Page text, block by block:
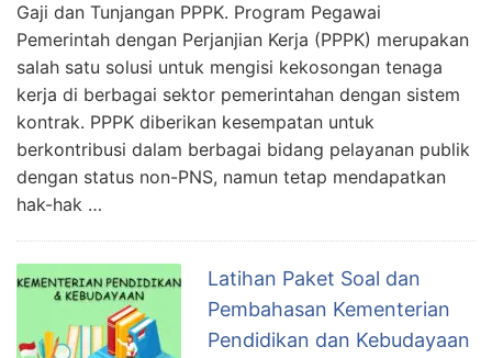
Gaji dan Tunjangan PPPK. Program Pegawai
Pemerintah dengan Perjanjian Kerja (PPPK) merupakan
salah satu solusi untuk mengisi kekosongan tenaga
kerja di berbagai sektor pemerintahan dengan sistem
kontrak. PPPK diberikan kesempatan untuk
berkontribusi dalam berbagai bidang pelayanan publik
dengan status non-PNS, namun tetap mendapatkan
hak-hak …
Latihan Paket Soal dan
Pembahasan Kementerian
Pendidikan dan Kebudayaan